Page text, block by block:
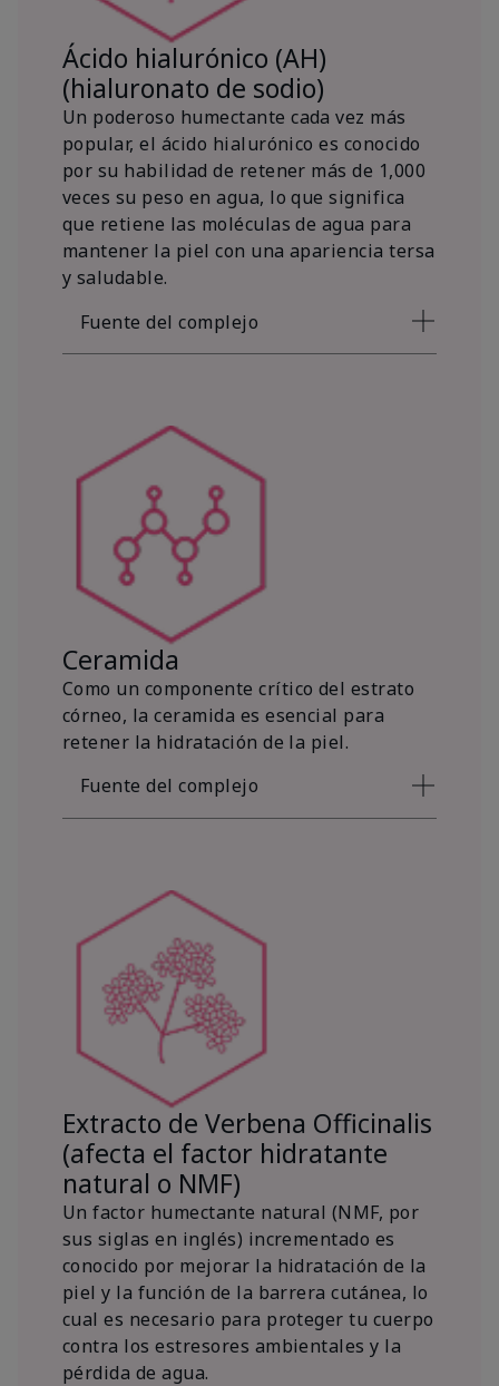
Ácido hialurónico (AH)
(hialuronato de sodio)
Un poderoso humectante cada vez más
popular, el ácido hialurónico es conocido
por su habilidad de retener más de 1,000
veces su peso en agua, lo que significa
que retiene las moléculas de agua para
mantener la piel con una apariencia tersa
y saludable.
Fuente del complejo
Ceramida
Como un componente crítico del estrato
córneo, la ceramida es esencial para
retener la hidratación de la piel.
Fuente del complejo
Extracto de Verbena Officinalis
(afecta el factor hidratante
natural o NMF)
Un factor humectante natural (NMF, por
sus siglas en inglés) incrementado es
conocido por mejorar la hidratación de la
piel y la función de la barrera cutánea, lo
cual es necesario para proteger tu cuerpo
contra los estresores ambientales y la
pérdida de agua.